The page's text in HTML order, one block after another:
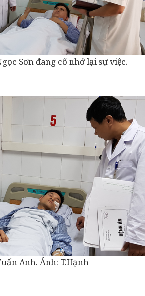
Sơn đang cố nhớ lại sự việc.
Anh. Ảnh: T.Hạnh